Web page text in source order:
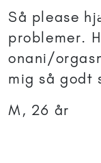
Så please
problemer.
onani/
mig så godt
M, 26 år